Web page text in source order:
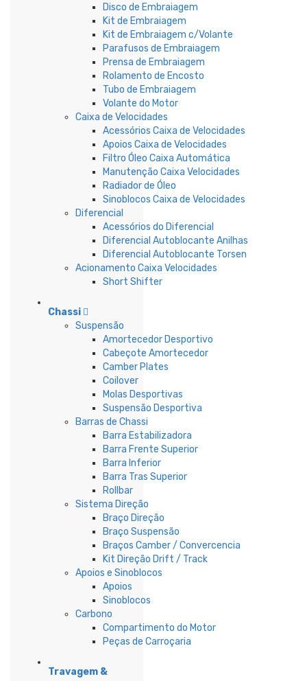
Disco de Embraiagem
Kit de Embraiagem
Kit de Embraiagem c/Volante
Parafusos de Embraiagem
Prensa de Embraiagem
Rolamento de Encosto
Tubo de Embraiagem
Volante do Motor
Caixa de Velocidades
Acessórios Caixa de Velocidades
Apoios Caixa de Velocidades
Filtro Óleo Caixa Automática
Manutenção Caixa Velocidades
Radiador de Óleo
Sinoblocos Caixa de Velocidades
Diferencial
Acessórios do Diferencial
Diferencial Autoblocante Anilhas
Diferencial Autoblocante Torsen
Acionamento Caixa Velocidades
Short Shifter
Chassi
Suspensão
Amortecedor Desportivo
Cabeçote Amortecedor
Camber Plates
Coilover
Molas Desportivas
Suspensão Desportiva
Barras de Chassi
Barra Estabilizadora
Barra Frente Superior
Barra Inferior
Barra Tras Superior
Rollbar
Sistema Direção
Braço Direção
Braço Suspensão
Braços Camber / Convercencia
Kit Direção Drift / Track
Apoios e Sinoblocos
Apoios
Sinoblocos
Carbono
Compartimento do Motor
Peças de Carroçaria
Travagem &